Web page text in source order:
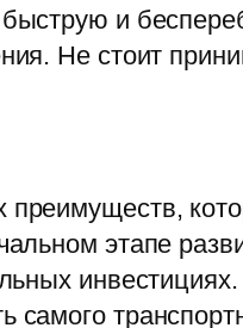
и
Не стоит
этапе